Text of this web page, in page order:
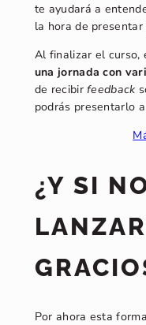
te ayudará a
la hora de
Al finalizar el curso,
una jornada con
de recibirfeedback
podrás presentarlo
¿Y SI
Por ahora esta